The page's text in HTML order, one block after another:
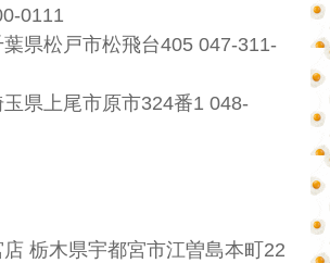
0111
県松戸市松飛台405 047-311-
県上尾市原市324番1 048-
栃木県宇都宮市江曽島本町22